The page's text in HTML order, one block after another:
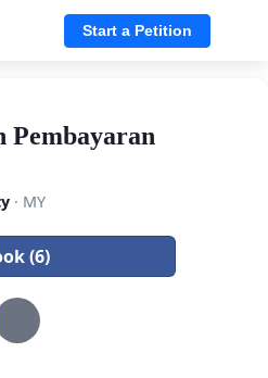
Start a Petition
Pembayaran
· MY
(6)